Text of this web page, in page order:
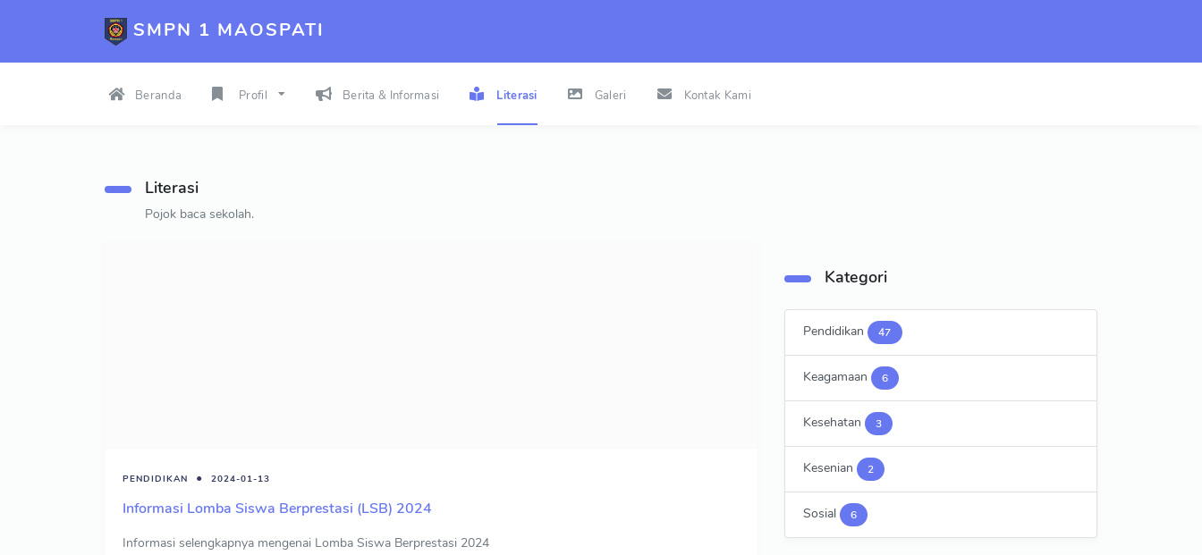
SMPN 1 MAOSPATI
Beranda Profil Berita & Informasi Literasi Galeri Kontak Kami
Literasi
Pojok baca sekolah.
PENDIDIKAN 2024-01-13
Informasi Lomba Siswa Berprestasi (LSB) 2024
Informasi selengkapnya mengenai Lomba Siswa Berprestasi 2024
Kategori
Pendidikan 47
Keagamaan 6
Kesehatan 3
Kesenian 2
Sosial 6